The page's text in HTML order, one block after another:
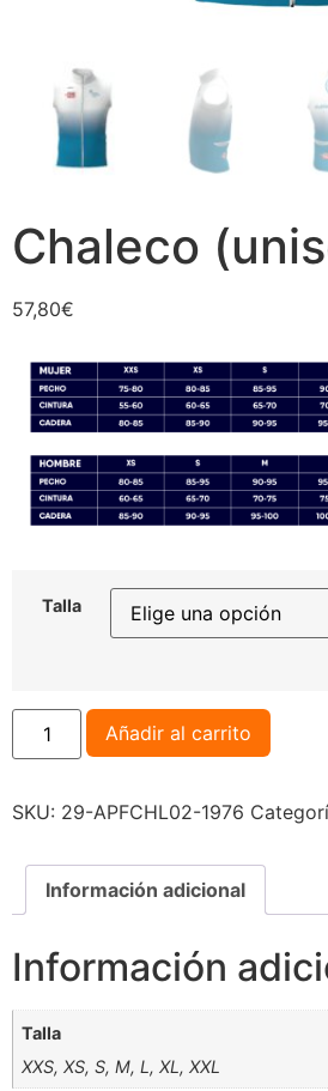
Chaleco
57,80€
Talla
Añadir al carrito
SKU: 29-APFCHL02-1976
Información adicional
Información
Talla
XXS, XS, S, M, L, XL, XXL